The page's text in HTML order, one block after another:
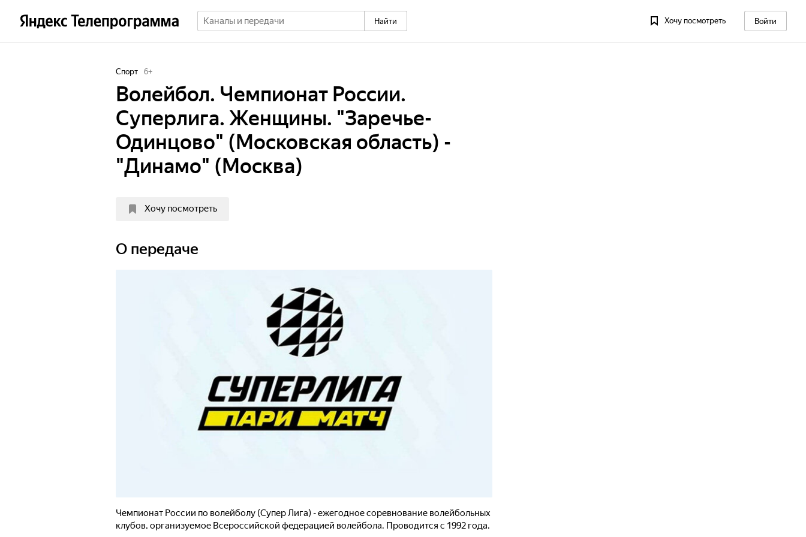
Найти Хочу посмотреть Войти
Спорт 6+
Волейбол. Чемпионат России.
Суперлига. Женщины. "Заречье-
Одинцово" (Московская область) -
"Динамо" (Москва)
Хочу посмотреть
О передаче
Чемпионат России по волейболу (Супер Лига) - ежегодное соревнование волейбольных
клубов, организуемое Всероссийской федерацией волейбола. Проводится с 1992 года.